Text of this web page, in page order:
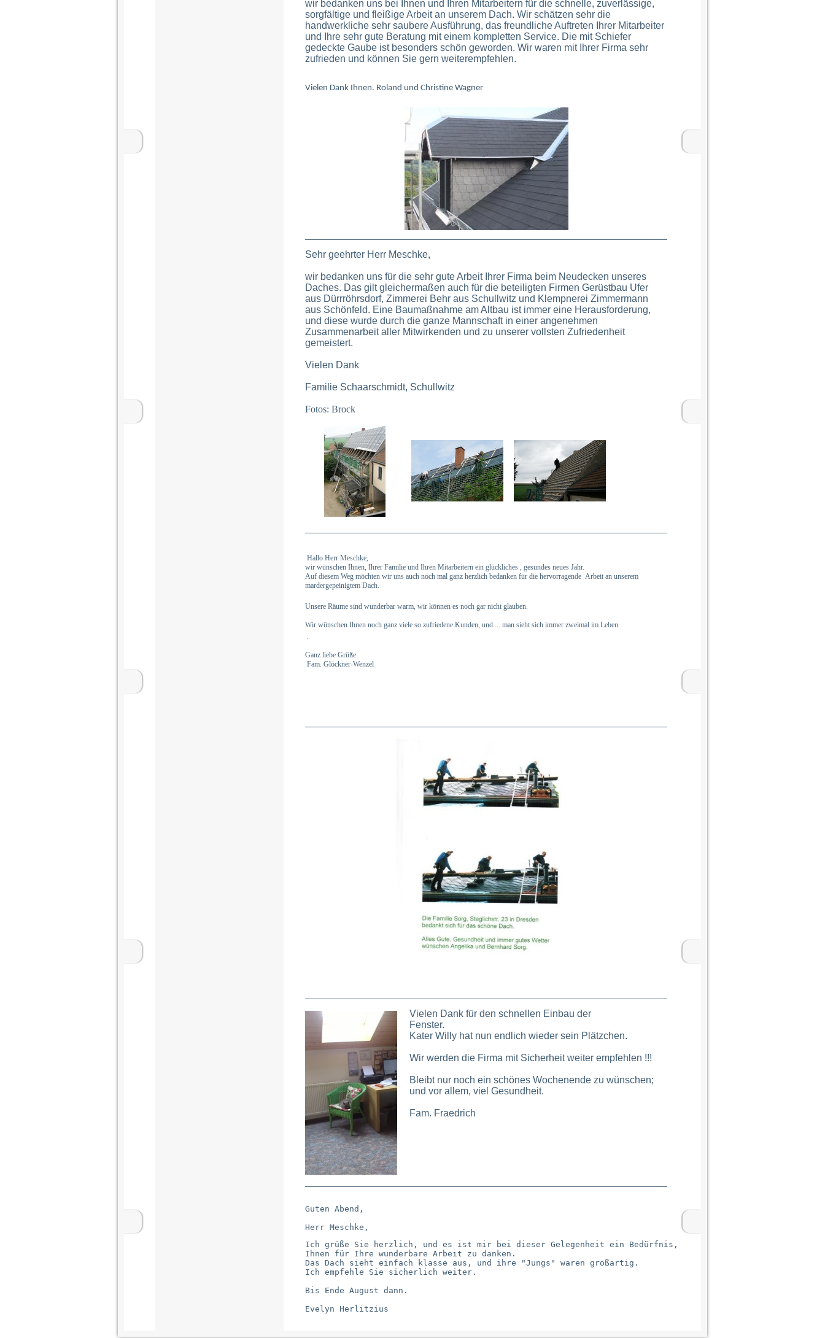
wir bedanken uns bei Ihnen und Ihren Mitarbeitern für die schnelle, zuverlässige,
sorgfältige und fleißige Arbeit an unserem Dach. Wir schätzen sehr die
handwerkliche sehr saubere Ausführung, das freundliche Auftreten Ihrer Mitarbeiter
und Ihre sehr gute Beratung mit einem kompletten Service. Die mit Schiefer
gedeckte Gaube ist besonders schön geworden. Wir waren mit Ihrer Firma sehr
zufrieden und können Sie gern weiterempfehlen.
Vielen Dank Ihnen. Roland und Christine Wagner
Sehr geehrter Herr Meschke,
wir bedanken uns für die sehr gute Arbeit Ihrer Firma beim Neudecken unseres
Daches. Das gilt gleichermaßen auch für die beteiligten Firmen Gerüstbau Ufer
aus Dürrröhrsdorf, Zimmerei Behr aus Schullwitz und Klempnerei Zimmermann
aus Schönfeld. Eine Baumaßnahme am Altbau ist immer eine Herausforderung,
und diese wurde durch die ganze Mannschaft in einer angenehmen
Zusammenarbeit aller Mitwirkenden und zu unserer vollsten Zufriedenheit
gemeistert.
Vielen Dank
Familie Schaarschmidt, Schullwitz
Fotos: Brock
Hallo Herr Meschke,
wir wünschen Ihnen, Ihrer Familie und Ihren Mitarbeitern ein glückliches , gesundes neues Jahr.
Auf diesem Weg möchten wir uns auch noch mal ganz herzlich bedanken für die hervorragende Arbeit an unserem
mardergepeinigtem Dach.
Unsere Räume sind wunderbar warm, wir können es noch gar nicht glauben.
Wir wünschen Ihnen noch ganz viele so zufriedene Kunden, und.... man sieht sich immer zweimal im Leben
.
Ganz liebe Grüße
Fam. Glöckner-Wenzel
Vielen Dank für den schnellen Einbau der
Fenster.
Kater Willy hat nun endlich wieder sein Plätzchen.
Wir werden die Firma mit Sicherheit weiter empfehlen !!!
Bleibt nur noch ein schönes Wochenende zu wünschen;
und vor allem, viel Gesundheit.
Fam. Fraedrich
Guten Abend,
Ich grüße Sie herzlich, und es ist mir bei dieser Gelegenheit ein Bedürfnis,
Ihnen für Ihre wunderbare Arbeit zu danken.
Das Dach sieht einfach klasse aus, und ihre "Jungs" waren großartig.
Ich empfehle Sie sicherlich weiter.
Bis Ende August dann.